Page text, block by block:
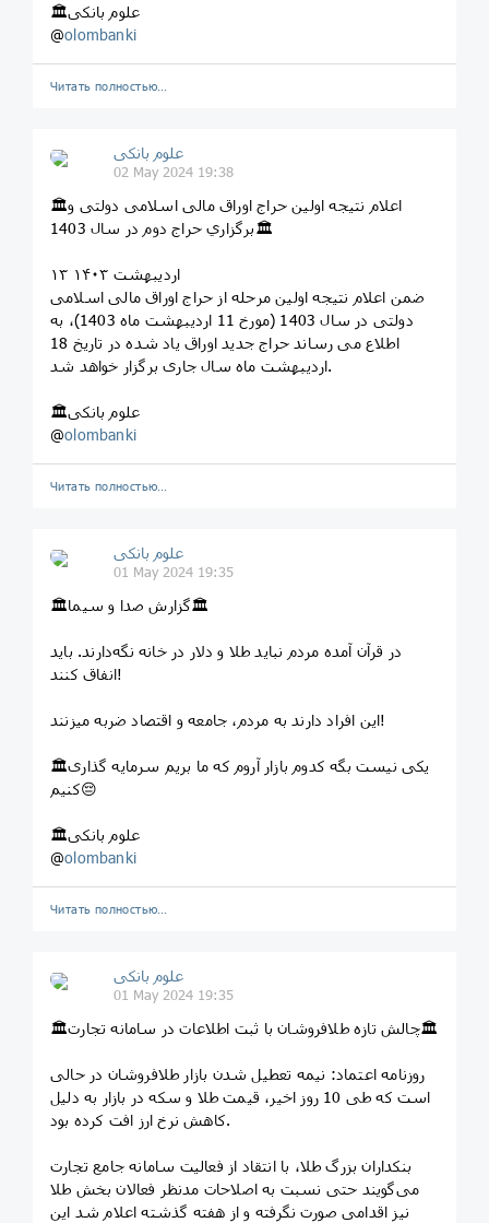
🏛علوم بانکی
@olombanki
Читать полностью…
علوم بانکی
02 May 2024 19:38
🏛اعلام نتیجه اولین حراج اوراق مالی اسلامی دولتی و
برگزاري حراج دوم در سال 1403🏛
۱۳ ارديبهشت ۱۴۰۳
ضمن اعلام نتیجه اولین مرحله از حراج اوراق مالی اسلامی
دولتی در سال 1403 (مورخ 11 اردیبهشت ماه 1403)، به
اطلاع می رساند حراج جدید اوراق یاد شده در تاریخ 18
اردیبهشت ماه سال جاری برگزار خواهد شد.
🏛علوم بانکی
@olombanki
Читать полностью…
علوم بانکی
01 May 2024 19:35
🏛گزارش صدا و سیما🏛
در قرآن آمده مردم نباید طلا و دلار در خانه نگه‌دارند. باید
انفاق کنند!
این افراد دارند به مردم، جامعه و اقتصاد ضربه میزنند!
🏛یکی نیست بگه کدوم بازار آروم که ما بریم سرمایه گذاری
کنیم😔
🏛علوم بانکی
@olombanki
Читать полностью…
علوم بانکی
01 May 2024 19:35
🏛چالش تازه طلافروشان با ثبت اطلاعات در سامانه تجارت🏛
روزنامه اعتماد: نیمه تعطیل شدن بازار طلافروشان در حالی
است كه طی 10 روز اخير، قيمت طلا و سكه در بازار به دليل
كاهش نرخ ارز افت كرده بود.
بنكداران بزرگ طلا، ‌با انتقاد از فعاليت سامانه جامع تجارت
می‌گويند حتی نسبت به اصلاحات مدنظر فعالان بخش طلا
نيز اقدامی صورت نگرفته و از هفته گذشته اعلام شد اين